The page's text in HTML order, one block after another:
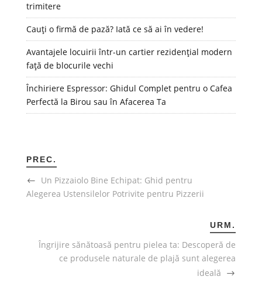
trimitere
Cauți o firmă de pază? Iată ce să ai în vedere!
Avantajele locuirii într-un cartier rezidențial modern
față de blocurile vechi
Închiriere Espressor: Ghidul Complet pentru o Cafea
Perfectă la Birou sau în Afacerea Ta
PREC.
Un Pizzaiolo Bine Echipat: Ghid pentru
Alegerea Ustensilelor Potrivite pentru Pizzerii
URM.
Îngrijire sănătoasă pentru pielea ta: Descoperă de
ce produsele naturale de plajă sunt alegerea
ideală